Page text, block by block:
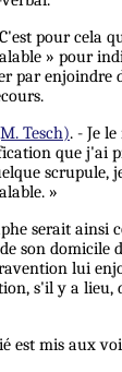
pour cela
» pour
par enjoindre
Tesch). - Je
que j'ai
scrupule,
»
serait ainsi
son domicile
lui
s'il y a lieu,
est mis aux